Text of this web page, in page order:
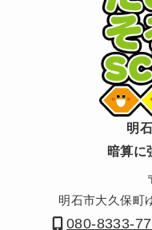
明
暗算に
明石市大久保町
080-8333-